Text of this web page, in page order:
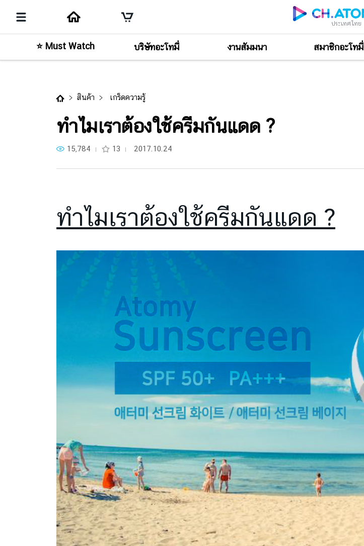
ประเทศไทย
⭐ Must Watch บริษัทอะโทมี่ งานสัมมนา สมาชิกอะโทมี่
ทำไมเราต้องใช้ครีมกันแดด ?
คอนเทนต์ก่อนหน้า
สินค้า เกร็ดความรู้
ทำไมเราต้องใช้ครีมกันแดด ?
15,784 13 2017.10.24
ทำไมเราต้องใช้ครีมกันแดด ?